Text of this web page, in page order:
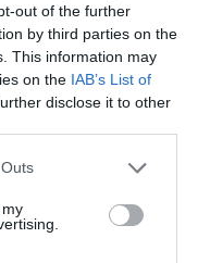
out of the further
by third parties on the
This information may
on the IAB’s List of
disclose it to other
αυτο είναι
στην
δουλευουν
οδηγαμε